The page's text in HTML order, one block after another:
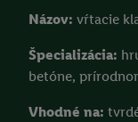
Názov: vŕtacie
Špecializácia:
betóne,
Vhodné na: